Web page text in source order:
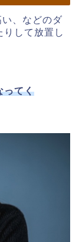
、などのダ
りして放置し
ってく